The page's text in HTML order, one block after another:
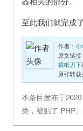
至此我们就完成
作者：小
原文链
裁纸刀下
原样转载
本条目发布于
类，被贴了 PHP 、